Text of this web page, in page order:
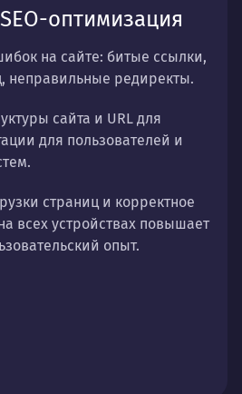
оптимизация
на сайте: битые ссылки,
неправильные редиректы.
сайта и URL для
для пользователей и
страниц и корректное
всех устройствах повышает
опыт.